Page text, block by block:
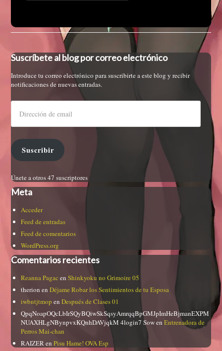
Suscríbete al blog por correo electrónico
Introduce tu correo electrónico para suscribirte a este blog y recibir
notificaciones de nuevas entradas.
Suscribir
Únete a otros 47 suscriptores
Meta
Acceder
Feed de entradas
Feed de comentarios
WordPress.org
Comentarios recientes
Reanna Pagac enShinkyoku no Grimoire 05
therion enDéjame Robar los Sentimientos de tu Esposa
iwbntjtmop enDespués de Clases 01
QpqNoapOQcLbIrSQyBQiwSkSqsyAmrqqBpGMJpImHeBjmanEXPM
NUAXHLgNBynpvxKQnhDAVjqkM 4login7 SowenEntrenadora de
Perros Mai-chan
RAIZERenPisu Hame! OVA Esp